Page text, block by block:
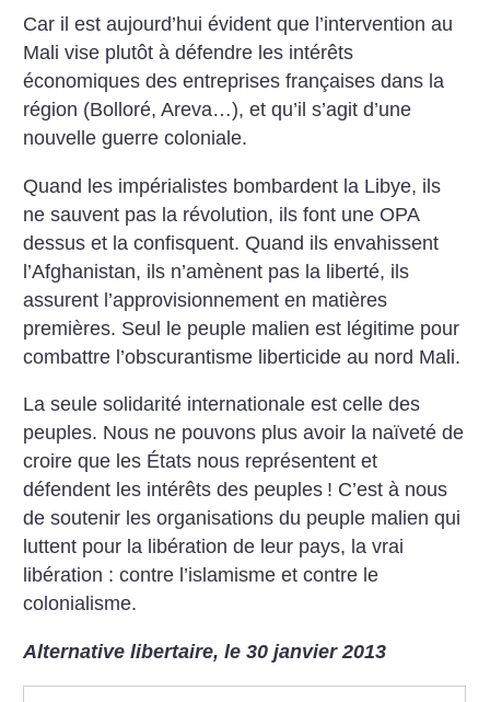
Car il est aujourd’hui évident que l’intervention au
Mali vise plutôt à défendre les intérêts
économiques des entreprises françaisesdans la
région (Bolloré, Areva…), et qu’il s’agit d’une
nouvelle guerre coloniale.
Quand les impérialistes bombardent la Libye, ils
ne sauvent pas la révolution, ils font une OPA
dessus et la confisquent. Quand ils envahissent
l’Afghanistan, ils n’amènent pas la liberté, ils
assurent l’approvisionnement en matières
premières. Seul le peuple malien est légitime pour
combattre l’obscurantisme liberticide au nord Mali.
La seule solidarité internationale est celle des
peuples. Nous ne pouvons plus avoir la naïveté de
croire que les États nous représentent et
défendent les intérêts des peuples ! C’est à nous
de soutenir les organisations du peuple malien qui
luttent pour la libération de leur pays, la vrai
libération : contre l’islamisme et contre le
colonialisme.
Alternative libertaire, le 30 janvier 2013